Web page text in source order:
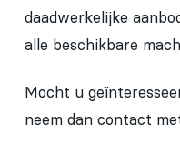
daadwerkelijke
alle beschikbare
Mocht u
neem dan contact